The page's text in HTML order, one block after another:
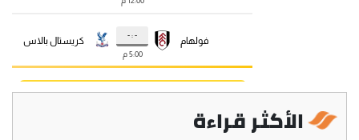
الأكثر قراءة